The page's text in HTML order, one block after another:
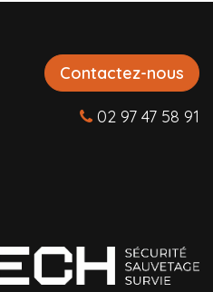
Contactez-nous
02 97 47 58 91